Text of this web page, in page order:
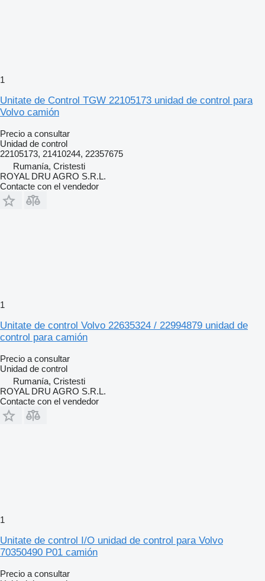
1
Unitate de Control TGW 22105173 unidad de control para
Volvo camión
Precio a consultar
Unidad de control
22105173, 21410244, 22357675
Rumanía, Cristesti
ROYAL DRU AGRO S.R.L.
Contacte con el vendedor
1
Unitate de control Volvo 22635324 / 22994879 unidad de
control para camión
Precio a consultar
Unidad de control
Rumanía, Cristesti
ROYAL DRU AGRO S.R.L.
Contacte con el vendedor
1
Unitate de control I/O unidad de control para Volvo
70350490 P01 camión
Precio a consultar